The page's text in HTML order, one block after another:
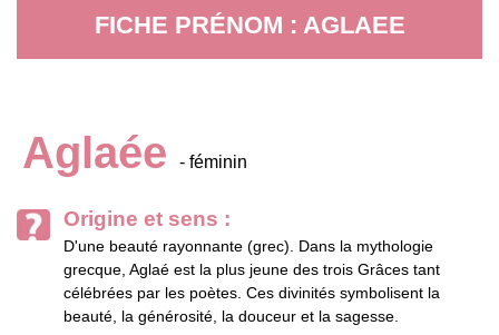
FICHE PRÉNOM : AGLAEE
Aglaée - féminin
Origine et sens :
D'une beauté rayonnante (grec). Dans la mythologie
grecque, Aglaé est la plus jeune des trois Grâces tant
célébrées par les poètes. Ces divinités symbolisent la
beauté, la générosité, la douceur et la sagesse.